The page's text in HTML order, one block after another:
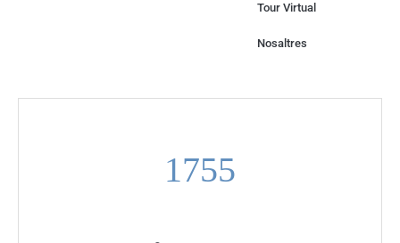
Tour Virtual
Nosaltres
1755